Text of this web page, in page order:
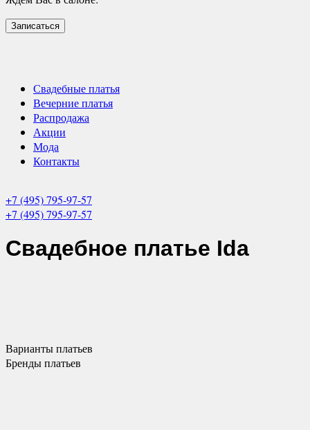
Записаться
Свадебные платья
Вечерние платья
Распродажа
Акции
Мода
Контакты
+7 (495) 795-97-57
+7 (495) 795-97-57
Свадебное платье Ida
Вариантыплатьев
Брендыплатьев